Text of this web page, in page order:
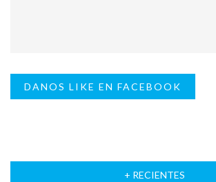
DANOS LIKE EN FACEBOOK
+ RECIENTES